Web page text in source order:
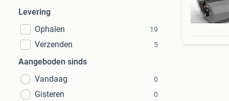
Levering
Ophalen
19
Verzenden 5
Aangeboden sinds
Vandaag
0
Gisteren 0